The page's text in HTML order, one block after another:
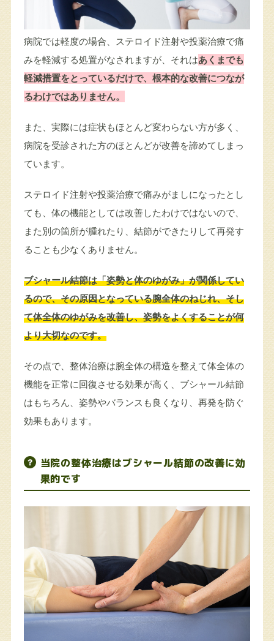
病院では軽度の場合、ステロイド注射や投薬治療で痛
みを軽減する処置がなされますが、それはあくまでも
軽減措置をとっているだけで、根本的な改善につなが
るわけではありません。
また、実際には症状もほとんど変わらない方が多く、
病院を受診された方のほとんどが改善を諦めてしまっ
ています。
ステロイド注射や投薬治療で痛みがましになったとし
ても、体の機能としては改善したわけではないので、
また別の箇所が腫れたり、結節ができたりして再発す
ることも少なくありません。
ブシャール結節は「姿勢と体のゆがみ」が関係してい
るので、その原因となっている腕全体のねじれ、そし
て体全体のゆがみを改善し、姿勢をよくすることが何
より大切なのです。
その点で、整体治療は腕全体の構造を整えて体全体の
機能を正常に回復させる効果が高く、ブシャール結節
はもちろん、姿勢やバランスも良くなり、再発を防ぐ
効果もあります。
当院の整体治療はブシャール結節の改善に効
果的です